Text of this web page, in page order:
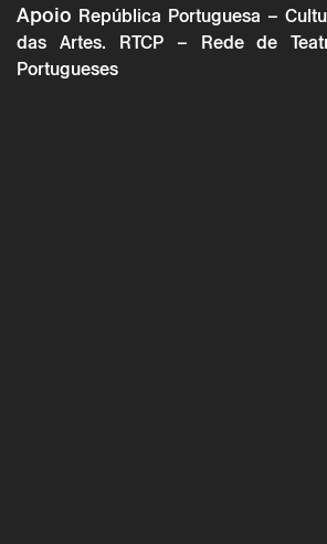
Apoio República Portuguesa –
das Artes. RTCP – Rede de
Portugueses